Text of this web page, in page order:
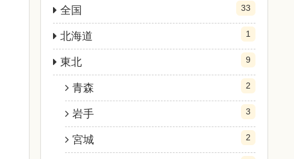
全国 33
北海道 1
東北 9
青森 2
岩手 3
宮城 2